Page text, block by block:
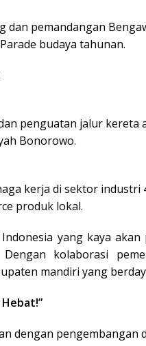
dan pemandangan
Parade budaya tahunan.
penguatan jalur kereta
Bonorowo.
kerja di sektor industri
produk lokal.
yang kaya
kolaborasi
mandiri yang
dengan pengembangan